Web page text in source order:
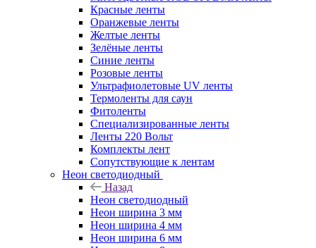
Красные ленты
Оранжевые ленты
Желтые ленты
Зелёные ленты
Синие ленты
Розовые ленты
Ультрафиолетовые UV ленты
Термоленты для саун
Фитоленты
Специализированные ленты
Ленты 220 Вольт
Комплекты лент
Сопутствующие к лентам
Неон светодиодный
Назад
Неон светодиодный
Неон ширина 3 мм
Неон ширина 4 мм
Неон ширина 6 мм